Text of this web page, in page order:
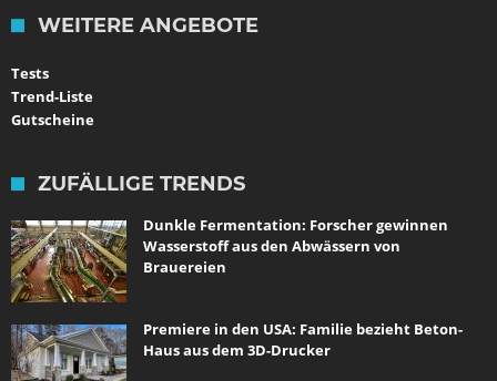
WEITERE ANGEBOTE
Tests
Trend-Liste
Gutscheine
ZUFÄLLIGE TRENDS
Dunkle Fermentation: Forscher gewinnen
Wasserstoff aus den Abwässern von
Brauereien
Premiere in den USA: Familie bezieht Beton-
Haus aus dem 3D-Drucker